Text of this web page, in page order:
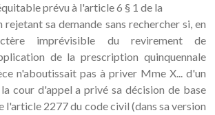
prévu à l'article 6 § 1 de la
rejetant sa demande sans rechercher si, en
imprévisible du revirement de
de la prescription quinquennale
n'aboutissait pas à priver Mme X... d'un
cour d'appel a privé sa décision de base
l'article 2277 du code civil (dans sa version